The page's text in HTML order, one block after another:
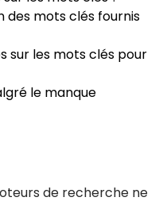
mots clés fournis
sur les mots clés pour
le manque
de recherche ne